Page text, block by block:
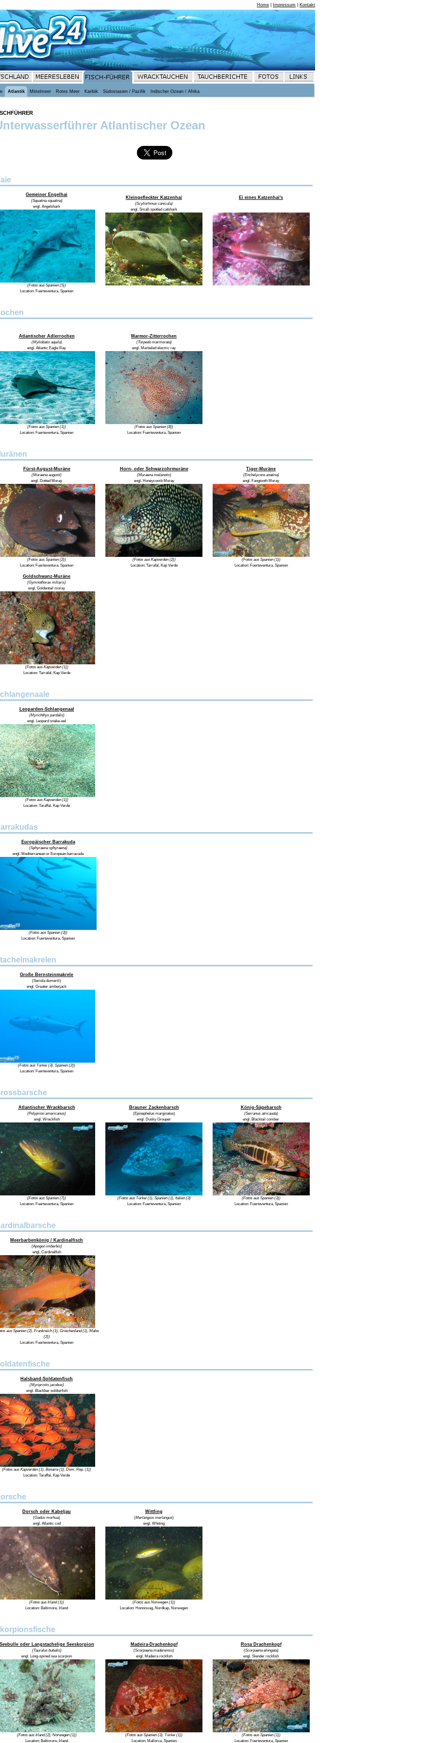
Home Impressum Kontakt
Atlantik Mittelmeer Rotes Meer Karibik Südostasien / Pazifik Indischer Ozean / Afrika
Atlantischer Ozean
Gemeiner Engelhai
(Squatina squatina)
engl. Angelshark
(Fotos aus Spanien (5))
Location: Fuerteventura, Spanien
Kleingefleckter Katzenhai
(Scyliorhinus canicula)
engl. Small-spotted catshark
Ei eines Katzenhai's
Atlantischer Adlerrochen
(Myliobatis aquila)
engl. Atlantic Eagle Ray
(Fotos aus Spanien (1))
Location: Fuerteventura, Spanien
Marmor-Zitterrochen
(Torpedo marmorata)
engl. Marbeled electric ray
(Fotos aus Spanien (8))
Location: Fuerteventura, Spanien
Fürst-August-Muräne
(Muraena augusti)
engl. Dotted Moray
(Fotos aus Spanien (2))
Location: Fuerteventura, Spanien
Horn- oder Schwarzohrmuräne
(Muraena melanotis)
engl. Honeycomb Moray
(Fotos aus Kapverden (2))
Location: Tarrafal, Kap Verde
Tiger-Muräne
(Enchelycore anatina)
engl. Fangtooth Moray
(Fotos aus Spanien (1))
Location: Fuerteventura, Spanien
Goldschwanz-Muräne
(Gymnothorax miliaris)
engl. Goldentail moray
(Fotos aus Kapverden (1))
Location: Tarrafal, Kap Verde
Leoparden-Schlangenaal
(Myrichthys pardalis)
engl. Leopard snake-eel
(Fotos aus Kapverden (1))
Location: Taraffal, Kap Verde
Europäischer Barrakuda
(Sphyraena sphyraena)
engl. Mediterranean or European barracuda
(Fotos aus Spanien (3))
Location: Fuerteventura, Spanien
Große Bernsteinmakrele
(Seriola dumerili)
engl. Greater amberjack
(Fotos aus Türkei (3), Spanien (2))
Location: Fuerteventura, Spanien
Atlantischer Wrackbarsch
(Polyprion americanus)
engl. Wreckfish
(Fotos aus Spanien (7))
Location: Fuerteventura, Spanien
Brauner Zackenbarsch
(Epinephelus marginatus)
engl. Dusky Grouper
(Fotos aus Türkei (1), Spanien (1), Italien (3)
Location: Fuerteventura, Spanien
König-Sägebarsch
(Serranus atricauda)
engl. Blacktail comber
(Fotos aus Spanien (3))
Location: Fuerteventura, Spanien
Meerbarbenkönig / Kardinalfisch
(Apogon imberbis)
engl. Cardinalfish
aus Spanien (2), Frankreich (1), Griechenland (1), Malta
(2))
Location: Fuerteventura, Spanien
Halsband-Soldatenfisch
(Myripristis jacobus)
engl. Blackbar soldierfish
(Fotos aus Kapverden (1), Bonaire (1), Dom. Rep. (1))
Location: Taraffal, Kap Verde
Dorsch oder Kabeljau
(Gadus morhua)
engl. Atlantic cod
(Fotos aus Irland (1))
Location: Baltimore, Irland
Wittling
(Merlangius merlangus)
engl. Whiting
(Fotos aus Norwegen (1))
Location: Honnisvag, Nordkap, Norwegen
oder Langstachelige Seeskorpion
(Taurulus bubalis)
engl. Long-spined sea scorpion
(Fotos aus Irland (2), Norwegen (1))
Location: Baltimore, Irland
Madeira-Drachenkopf
(Scorpaena maderensis)
engl. Madeira rockfish
(Fotos aus Spanien (3), Türkei (1))
Location: Mallorca, Spanien
Rosa Drachenkopf
(Scorpaena elongata)
engl. Slender rockfish
(Fotos aus Spanien (1))
Location: Fuerteventura, Spanien